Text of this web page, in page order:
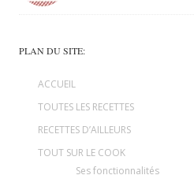
PLAN DU SITE:
ACCUEIL
TOUTES LES RECETTES
RECETTES D’AILLEURS
TOUT SUR LE COOK
Ses fonctionnalités